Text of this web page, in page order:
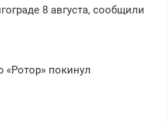
8 августа, сообщили
покинул